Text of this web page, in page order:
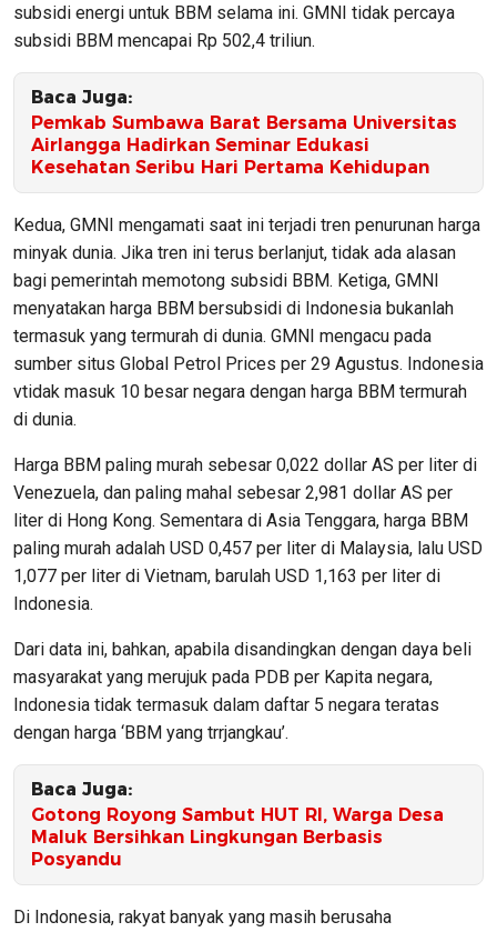
subsidi energi untuk BBM selama ini. GMNI tidak percaya
subsidi BBM mencapai Rp 502,4 triliun.
Baca Juga:
Pemkab Sumbawa Barat Bersama Universitas
Airlangga Hadirkan Seminar Edukasi
Kesehatan Seribu Hari Pertama Kehidupan
Kedua, GMNI mengamati saat ini terjadi tren penurunan harga
minyak dunia. Jika tren ini terus berlanjut, tidak ada alasan
bagi pemerintah memotong subsidi BBM. Ketiga, GMNI
menyatakan harga BBM bersubsidi di Indonesia bukanlah
termasuk yang termurah di dunia. GMNI mengacu pada
sumber situs Global Petrol Prices per 29 Agustus. Indonesia
vtidak masuk 10 besar negara dengan harga BBM termurah
di dunia.
Harga BBM paling murah sebesar 0,022 dollar AS per liter di
Venezuela, dan paling mahal sebesar 2,981 dollar AS per
liter di Hong Kong. Sementara di Asia Tenggara, harga BBM
paling murah adalah USD 0,457 per liter di Malaysia, lalu USD
1,077 per liter di Vietnam, barulah USD 1,163 per liter di
Indonesia.
Dari data ini, bahkan, apabila disandingkan dengan daya beli
masyarakat yang merujuk pada PDB per Kapita negara,
Indonesia tidak termasuk dalam daftar 5 negara teratas
dengan harga ‘BBM yang trrjangkau’.
Baca Juga:
Gotong Royong Sambut HUT RI, Warga Desa
Maluk Bersihkan Lingkungan Berbasis
Posyandu
Di Indonesia, rakyat banyak yang masih berusaha